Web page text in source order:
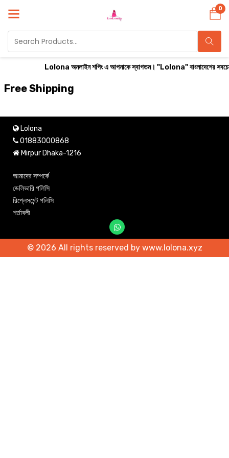
Lolona অনলাইন শপিং এ আপনাকে স্বাগতম। "Lolona" বাংলাদেশের সবচেয়ে
0
Free Shipping
Lolona
01883000868
Mirpur Dhaka-1216
আমাদের সম্পর্কে
ডেলিভারি পলিসি
রিপ্লেসমেন্ট পলিসি
শর্তাবলী
© 2026 All rights reserved by www.lolona.xyz